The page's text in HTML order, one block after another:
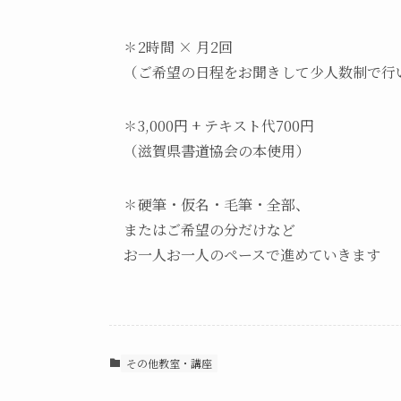
✽2時間 × 月2回
（ご希望の日程をお聞きして少人数制で
✽3,000円 + テキスト代700円
（滋賀県書道協会の本使用）
✽硬筆・仮名・毛筆・全部、
またはご希望の分だけなど
お一人お一人のペースで進めていきます
その他教室・講座